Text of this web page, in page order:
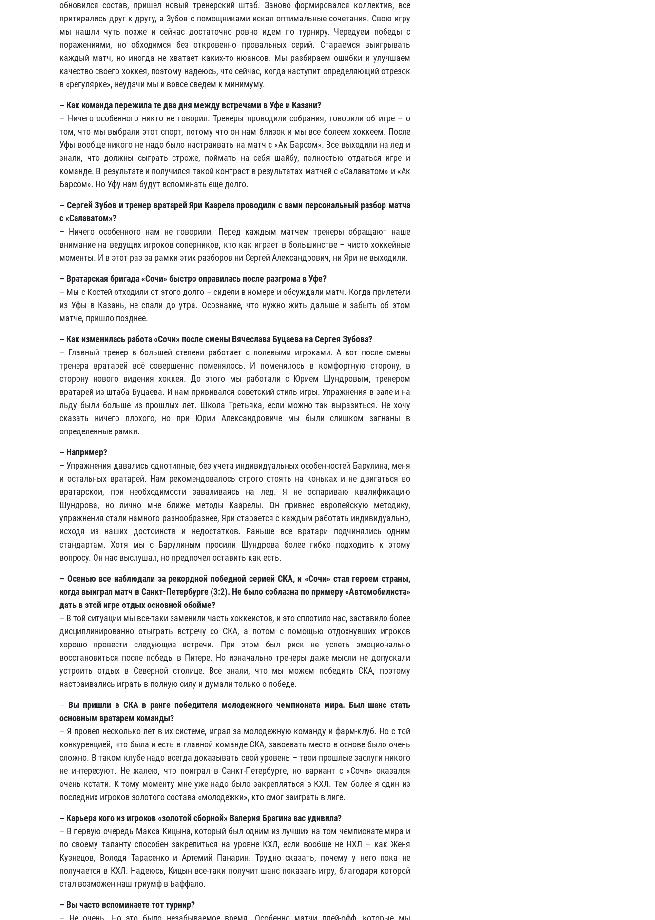
обновился состав, пришел новый тренерский штаб. Заново формировался коллектив, все
притирались друг к другу, а Зубов с помощниками искал оптимальные сочетания. Свою игру
мы нашли чуть позже и сейчас достаточно ровно идем по турниру. Чередуем победы с
поражениями, но обходимся без откровенно провальных серий. Стараемся выигрывать
каждый матч, но иногда не хватает каких-то нюансов. Мы разбираем ошибки и улучшаем
качество своего хоккея, поэтому надеюсь, что сейчас, когда наступит определяющий отрезок
в «регулярке», неудачи мы и вовсе сведем к минимуму.
– Как команда пережила те два дня между встречами в Уфе и Казани?
– Ничего особенного никто не говорил. Тренеры проводили собрания, говорили об игре – о
том, что мы выбрали этот спорт, потому что он нам близок и мы все болеем хоккеем. После
Уфы вообще никого не надо было настраивать на матч с «Ак Барсом». Все выходили на лед и
знали, что должны сыграть строже, поймать на себя шайбу, полностью отдаться игре и
команде. В результате и получился такой контраст в результатах матчей с «Салаватом» и «Ак
Барсом». Но Уфу нам будут вспоминать еще долго.
– Сергей Зубов и тренер вратарей Яри Каарела проводили с вами персональный разбор матча
с «Салаватом»?
– Ничего особенного нам не говорили. Перед каждым матчем тренеры обращают наше
внимание на ведущих игроков соперников, кто как играет в большинстве – чисто хоккейные
моменты. И в этот раз за рамки этих разборов ни Сергей Александрович, ни Яри не выходили.
– Вратарская бригада «Сочи» быстро оправилась после разгрома в Уфе?
– Мы с Костей отходили от этого долго – сидели в номере и обсуждали матч. Когда прилетели
из Уфы в Казань, не спали до утра. Осознание, что нужно жить дальше и забыть об этом
матче, пришло позднее.
– Как изменилась работа «Сочи» после смены Вячеслава Буцаева на Сергея Зубова?
– Главный тренер в большей степени работает с полевыми игроками. А вот после смены
тренера вратарей всё совершенно поменялось. И поменялось в комфортную сторону, в
сторону нового видения хоккея. До этого мы работали с Юрием Шундровым, тренером
вратарей из штаба Буцаева. И нам прививался советский стиль игры. Упражнения в зале и на
льду были больше из прошлых лет. Школа Третьяка, если можно так выразиться. Не хочу
сказать ничего плохого, но при Юрии Александровиче мы были слишком загнаны в
определенные рамки.
– Например?
– Упражнения давались однотипные, без учета индивидуальных особенностей Барулина, меня
и остальных вратарей. Нам рекомендовалось строго стоять на коньках и не двигаться во
вратарской, при необходимости заваливаясь на лед. Я не оспариваю квалификацию
Шундрова, но лично мне ближе методы Каарелы. Он привнес европейскую методику,
упражнения стали намного разнообразнее, Яри старается с каждым работать индивидуально,
исходя из наших достоинств и недостатков. Раньше все вратари подчинялись одним
стандартам. Хотя мы с Барулиным просили Шундрова более гибко подходить к этому
вопросу. Он нас выслушал, но предпочел оставить как есть.
– Осенью все наблюдали за рекордной победной серией СКА, и «Сочи» стал героем страны,
когда выиграл матч в Санкт-Петербурге (3:2). Не было соблазна по примеру «Автомобилиста»
дать в этой игре отдых основной обойме?
– В той ситуации мы все-таки заменили часть хоккеистов, и это сплотило нас, заставило более
дисциплинированно отыграть встречу со СКА, а потом с помощью отдохнувших игроков
хорошо провести следующие встречи. При этом был риск не успеть эмоционально
восстановиться после победы в Питере. Но изначально тренеры даже мысли не допускали
устроить отдых в Северной столице. Все знали, что мы можем победить СКА, поэтому
настраивались играть в полную силу и думали только о победе.
– Вы пришли в СКА в ранге победителя молодежного чемпионата мира. Был шанс стать
основным вратарем команды?
– Я провел несколько лет в их системе, играл за молодежную команду и фарм-клуб. Но с той
конкуренцией, что была и есть в главной команде СКА, завоевать место в основе было очень
сложно. В таком клубе надо всегда доказывать свой уровень – твои прошлые заслуги никого
не интересуют. Не жалею, что поиграл в Санкт-Петербурге, но вариант с «Сочи» оказался
очень кстати. К тому моменту мне уже надо было закрепляться в КХЛ. Тем более я один из
последних игроков золотого состава «молодежки», кто смог заиграть в лиге.
– Карьера кого из игроков «золотой сборной» Валерия Брагина вас удивила?
– В первую очередь Макса Кицына, который был одним из лучших на том чемпионате мира и
по своему таланту способен закрепиться на уровне КХЛ, если вообще не НХЛ – как Женя
Кузнецов, Володя Тарасенко и Артемий Панарин. Трудно сказать, почему у него пока не
получается в КХЛ. Надеюсь, Кицын все-таки получит шанс показать игру, благодаря которой
стал возможен наш триумф в Баффало.
– Вы часто вспоминаете тот турнир?
– Не очень. Но это было незабываемое время. Особенно матчи плей-офф, которые мы